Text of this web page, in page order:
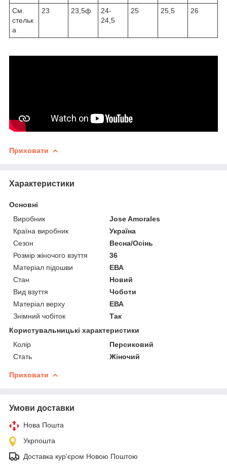
См.
стельк
а
23 23,5ф
24-
24,5
25 25,5 26
Приховати
Характеристики
Основні
Виробник
Jose Amorales
Країна виробник
Україна
Сезон
Весна/Осінь
Розмір жіночого взуття
36
Матеріал підошви
ЕВА
Стан
Новий
Вид взуття
Чоботи
Матеріал верху
ЕВА
Знімний чобіток
Так
Користувальницькі характеристики
Колір
Персиковий
Стать
Жіночий
Приховати
Умови доставки
Нова Пошта
Укрпошта
Доставка кур'єром Новою Поштою